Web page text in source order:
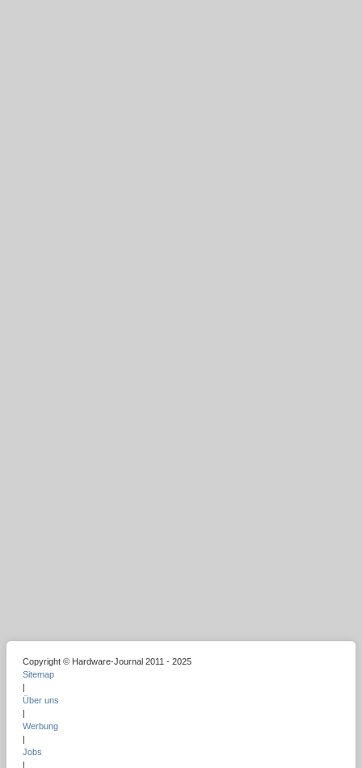
Copyright © Hardware-Journal 2011 - 2025
Sitemap
|
Über uns
|
Werbung
|
Jobs
|